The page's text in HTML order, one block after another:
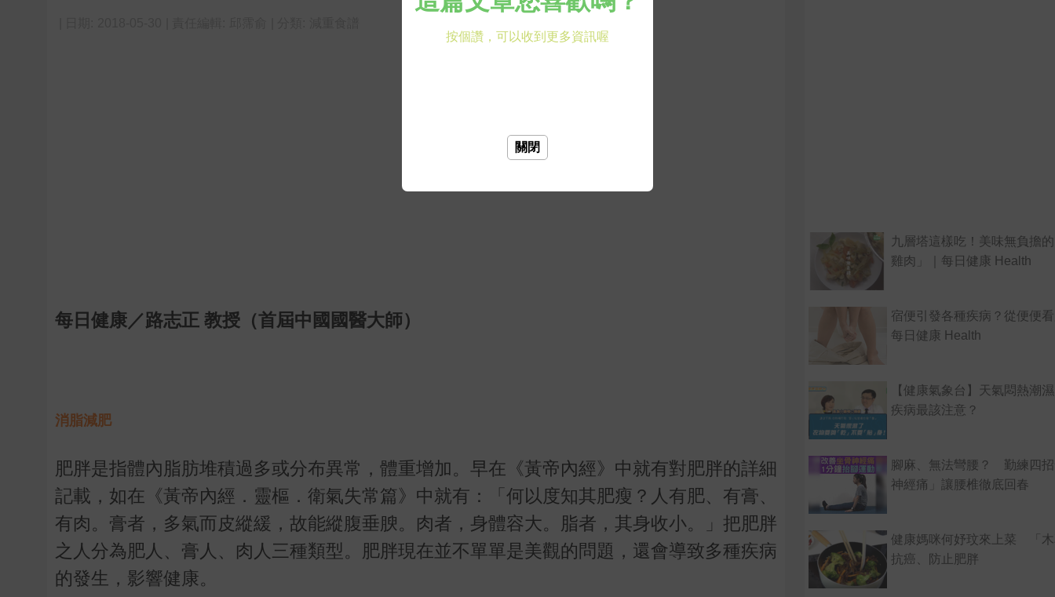
每日健康／路志正 教授（首屆中國國醫大師）
消脂減肥
肥胖是指體內脂肪堆積過多或分布異常，體重增加。早在《黃帝內經》中就有對肥胖的詳細
記載，如在《黃帝內經．靈樞．衛氣失常篇》中就有：「何以度知其肥瘦？人有肥、有膏、
有肉。膏者，多氣而皮縱緩，故能縱腹垂腴。肉者，身體容大。脂者，其身收小。」把肥胖
之人分為肥人、膏人、肉人三種類型。肥胖現在並不單單是美觀的問題，還會導致多種疾病
的發生，影響健康。
九層塔這樣吃！美味無負擔
雞肉」｜每日健康 Health
宿便引發各種疾病？從便便
每日健康 Health
【健康氣象台】天氣悶熱潮
疾病最該注意？
腳麻、無法彎腰？ 勤練四
神經痛」讓腰椎徹底回春
健康媽咪何妤玟來上菜 「
抗癌、防止肥胖
關閉